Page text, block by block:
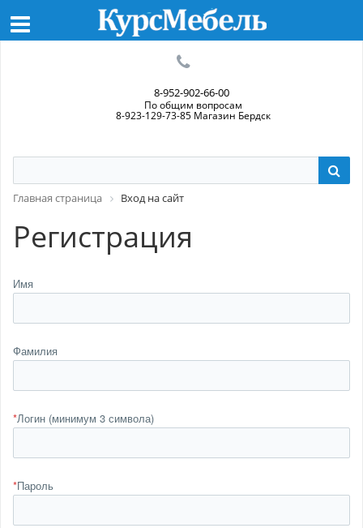
8-952-902-66-00
По общим вопросам
8-923-129-73-85 Магазин Бердск
Главная страница Вход на сайт
Регистрация
Имя
Фамилия
*Логин (минимум 3 символа)
*Пароль